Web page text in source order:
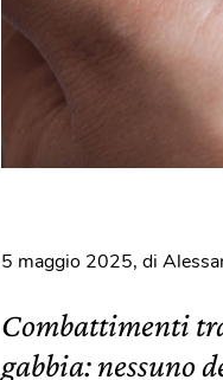
5 maggio 2025, di
Combattimenti
gabbia: nessuno